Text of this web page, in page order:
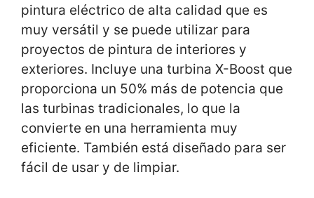
pintura eléctrico de alta calidad que es
muy versátil y se puede utilizar para
proyectos de pintura de interiores y
exteriores. Incluye una turbina X-Boost que
proporciona un 50% más de potencia que
las turbinas tradicionales, lo que la
convierte en una herramienta muy
eficiente. También está diseñado para ser
fácil de usar y de limpiar.